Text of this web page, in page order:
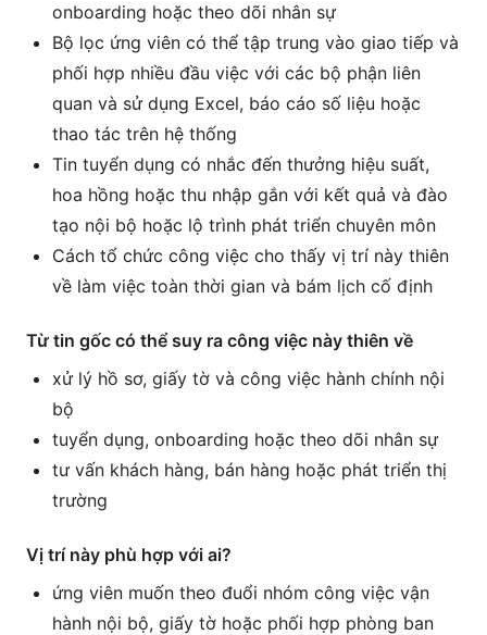
onboarding hoặc theo dõi nhân sự
Bộ lọc ứng viên có thể tập trung vào giao tiếp và
phối hợp nhiều đầu việc với các bộ phận liên
quan và sử dụng Excel, báo cáo số liệu hoặc
thao tác trên hệ thống
Tin tuyển dụng có nhắc đến thưởng hiệu suất,
hoa hồng hoặc thu nhập gắn với kết quả và đào
tạo nội bộ hoặc lộ trình phát triển chuyên môn
Cách tổ chức công việc cho thấy vị trí này thiên
về làm việc toàn thời gian và bám lịch cố định
Từ tin gốc có thể suy ra công việc này thiên về
xử lý hồ sơ, giấy tờ và công việc hành chính nội
bộ
tuyển dụng, onboarding hoặc theo dõi nhân sự
tư vấn khách hàng, bán hàng hoặc phát triển thị
trường
Vị trí này phù hợp với ai?
ứng viên muốn theo đuổi nhóm công việc vận
hành nội bộ, giấy tờ hoặc phối hợp phòng ban